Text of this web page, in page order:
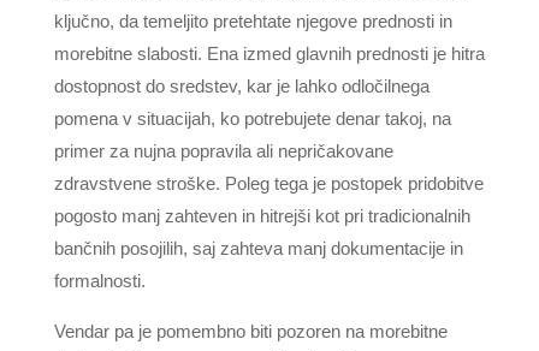
ključno, da temeljito pretehtate njegove prednosti in
morebitne slabosti. Ena izmed glavnih prednosti je hitra
dostopnost do sredstev, kar je lahko odločilnega
pomena v situacijah, ko potrebujete denar takoj, na
primer za nujna popravila ali nepričakovane
zdravstvene stroške. Poleg tega je postopek pridobitve
pogosto manj zahteven in hitrejši kot pri tradicionalnih
bančnih posojilih, saj zahteva manj dokumentacije in
formalnosti.
Vendar pa je pomembno biti pozoren na morebitne